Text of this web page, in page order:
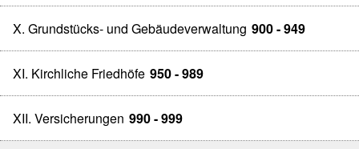
X. Grundstücks- und Gebäudeverwaltung 900 - 949
XI. Kirchliche Friedhöfe 950 - 989
XII. Versicherungen 990 - 999